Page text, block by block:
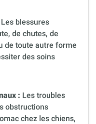
Les blessures
de chutes, de
de toute autre forme
des soins
: Les troubles
obstructions
chez les chiens,